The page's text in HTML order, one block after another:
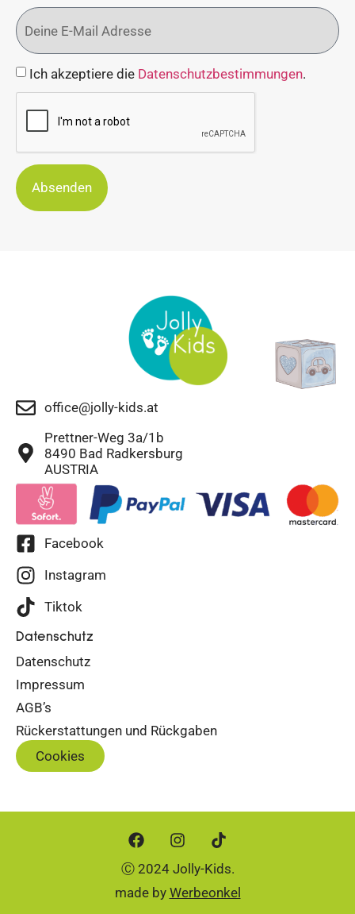
Ich akzeptiere die Datenschutzbestimmungen.
Absenden
office@jolly-kids.at
Prettner-Weg 3a/1b
8490 Bad Radkersburg
AUSTRIA
Facebook
Instagram
Tiktok
Datenschutz
Datenschutz
Impressum
AGB’s
Rückerstattungen und Rückgaben
Cookies
made by Werbeonkel
Ⓒ 2024 Jolly-Kids.